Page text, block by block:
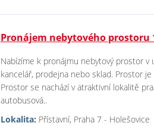
Pronájem nebytového prostoru
Nabízíme k pronájmu nebytový prostor v
kancelář, prodejna nebo sklad. Prostor
Prostor se nachází v atraktivní lokalitě
autobusová..
Lokalita: Přístavní, Praha 7 - Holešovice